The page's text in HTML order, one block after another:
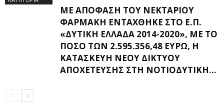
ΜΕ ΑΠΌΦΑΣΗ ΤΟΥ ΝΕΚΤΆΡΙΟΥ
ΦΑΡΜΆΚΗ ΕΝΤΆΧΘΗΚΕ ΣΤΟ Ε.Π.
«ΔΥΤΙΚΉ ΕΛΛΆΔΑ 2014-2020», ΜΕ ΤΟ
ΠΟΣΌ ΤΩΝ 2.595.356,48 ΕΥΡΏ, Η
ΚΑΤΑΣΚΕΥΉ ΝΈΟΥ ΔΙΚΤΎΟΥ
ΑΠΟΧΈΤΕΥΣΗΣ ΣΤΗ ΝΟΤΙΟΔΥΤΙΚΉ...